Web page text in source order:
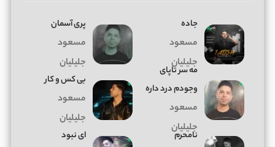
جاده
مسعود
جلیلیان
پری آسمان
مسعود
جلیلیان
ﻣﻪ ﺳﺮ ﺗﺎﭘﺎی
وﺟﻮدم درد داره
مسعود
جلیلیان
بی کس و کار
مسعود
جلیلیان
نامحرم ای نبود